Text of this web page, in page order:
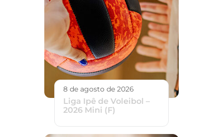
8 de agosto de 2026
Liga Ipê de Voleibol –
2026 Mini (F)